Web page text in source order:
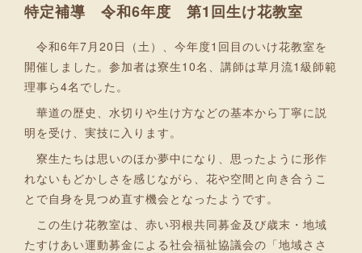
特定補導 令和6年度 第1回生け花教室
令和6年7月20日（土）、今年度1回目のいけ花教室を
開催しました。参加者は寮生10名、講師は草月流1級師範
理事ら4名でした。
華道の歴史、水切りや生け方などの基本から丁寧に説
明を受け、実技に入ります。
寮生たちは思いのほか夢中になり、思ったように形作
れないもどかしさを感じながら、花や空間と向き合うこ
とで自身を見つめ直す機会となったようです。
この生け花教室は、赤い羽根共同募金及び歳末・地域
たすけあい運動募金による社会福祉協議会の「地域ささ